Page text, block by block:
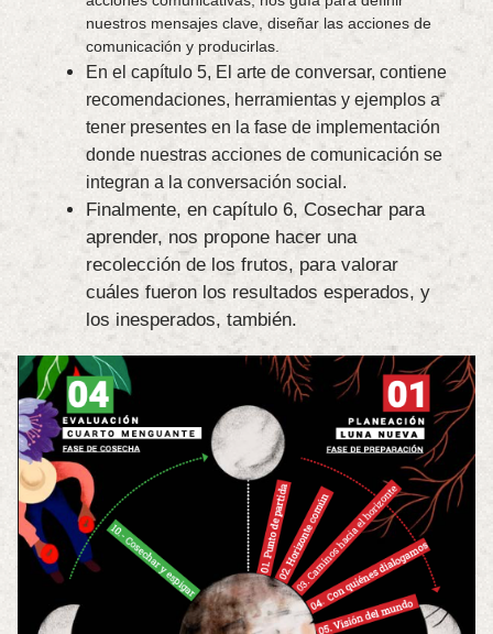
nuestros mensajes clave, diseñar las acciones de
comunicación y producirlas.
En el capítulo 5, El arte de conversar, contiene
recomendaciones, herramientas y ejemplos a
tener presentes en la fase de implementación
donde nuestras acciones de comunicación se
integran a la conversación social.
Finalmente, en capítulo 6, Cosechar para
aprender, nos propone hacer una
recolección de los frutos, para valorar
cuáles fueron los resultados esperados, y
los inesperados, también.